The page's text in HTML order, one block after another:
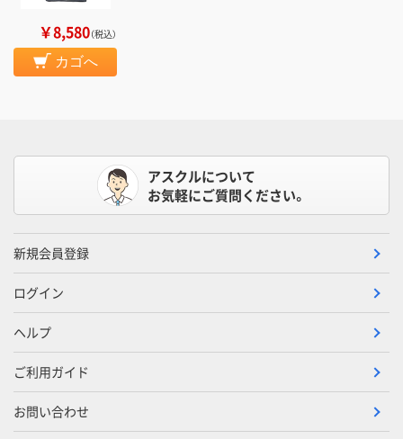
￥8,580（税込）
カゴへ
アスクルについて
お気軽にご質問ください。
新規会員登録
ログイン
ヘルプ
ご利用ガイド
お問い合わせ